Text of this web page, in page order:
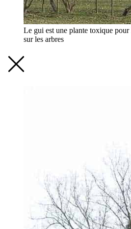
Le gui est une plante toxique
sur les arbres